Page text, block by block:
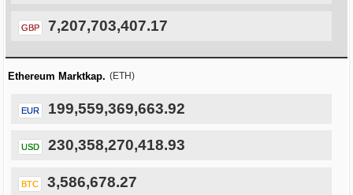
GBP 7,207,703,407.17
Ethereum Marktkap. (ETH)
EUR 199,559,369,663.92
USD 230,358,270,418.93
BTC 3,586,678.27